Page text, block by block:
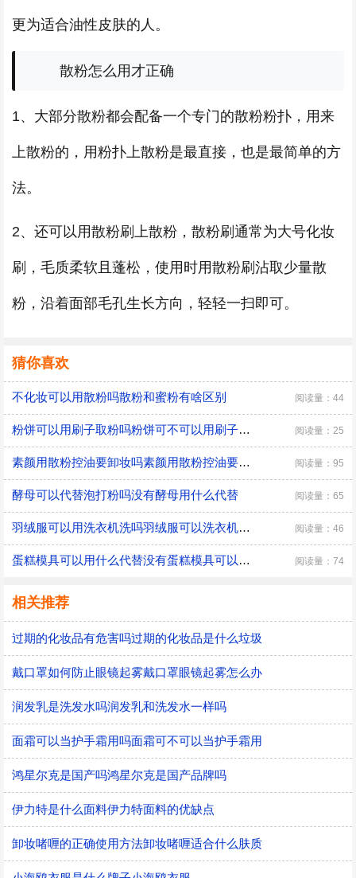
更为适合油性皮肤的人。
散粉怎么用才正确
1、大部分散粉都会配备一个专门的散粉粉扑，用来
上散粉的，用粉扑上散粉是最直接，也是最简单的方
法。
2、还可以用散粉刷上散粉，散粉刷通常为大号化妆
刷，毛质柔软且蓬松，使用时用散粉刷沾取少量散
粉，沿着面部毛孔生长方向，轻轻一扫即可。
猜你喜欢
不化妆可以用散粉吗散粉和蜜粉有啥区别 阅读量：44
粉饼可以用刷子取粉吗粉饼可不可以用刷子取粉 阅读量：25
素颜用散粉控油要卸妆吗素颜用散粉控油要不要卸妆 阅读量：95
酵母可以代替泡打粉吗没有酵母用什么代替 阅读量：65
羽绒服可以用洗衣机洗吗羽绒服可以洗衣机洗吗 阅读量：46
蛋糕模具可以用什么代替没有蛋糕模具可以用什么代替 阅读量：74
相关推荐
过期的化妆品有危害吗过期的化妆品是什么垃圾
戴口罩如何防止眼镜起雾戴口罩眼镜起雾怎么办
润发乳是洗发水吗润发乳和洗发水一样吗
面霜可以当护手霜用吗面霜可不可以当护手霜用
鸿星尔克是国产吗鸿星尔克是国产品牌吗
伊力特是什么面料伊力特面料的优缺点
卸妆啫喱的正确使用方法卸妆啫喱适合什么肤质